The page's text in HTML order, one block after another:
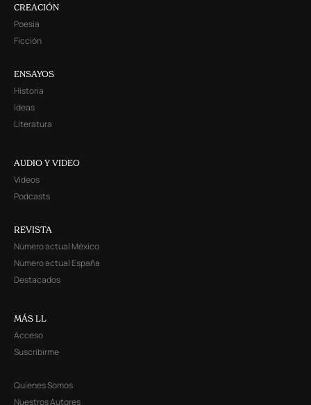
CREACIÓN
Poesía
Ficción
ENSAYOS
Historia
Ideas
Literatura
AUDIO Y VIDEO
Videos
Podcasts
REVISTA
Número actual México
Número actual España
Destacados
MÁS LL
Acceso
Suscribirme
Quienes Somos
Nuestros Autores